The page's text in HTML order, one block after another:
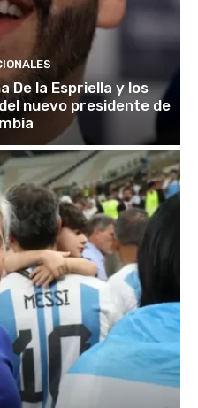
De la Espriella y los
nuevo presidente de